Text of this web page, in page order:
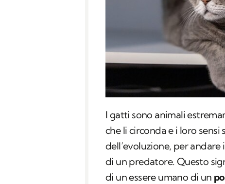
I gatti sono animali
che li circonda e i loro
dell’evoluzione, per andare
di un predatore. Questo
di un essere umano di un